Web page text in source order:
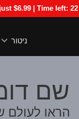
Special Offer | Buy a domain and add Positive SSL for just $6.99 | Time left:
ניטור
שם
הראו לעולם